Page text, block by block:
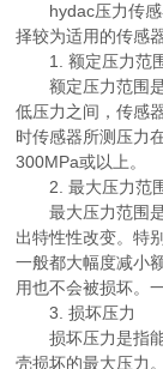
hydac压力传感
择较为适用的传感
1. 额定压力范
额定压力范围是
低压力之间，传感
时传感器所测压力
300MPa或以上。
2. 最大压力范
最大压力范围是
出特性性改变。特
一般都大幅度减小
用也不会被损坏。
3. 损坏压力
损坏压力是指能
壳损坏的最大压力。